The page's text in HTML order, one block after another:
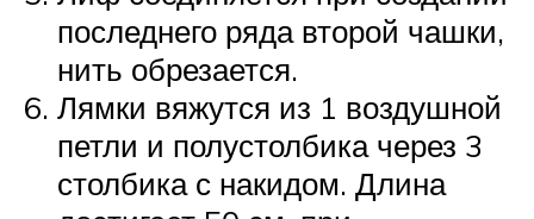
последнего ряда второй чашки,
нить обрезается.
Лямки вяжутся из 1 воздушной
петли и полустолбика через 3
столбика с накидом. Длина